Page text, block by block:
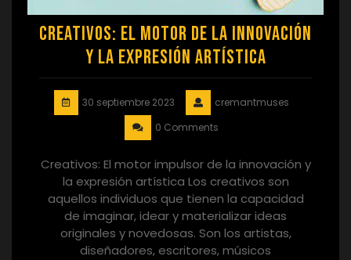
Creativos: El motor de la innovación
y la expresión artística
30 septiembre 2023
cremantmuses
0 Comments
Creativos: El motor impulsor de la innovación y
la expresión artística Los creativos son
aquellos individuos que tienen la capacidad
de imaginar, idear y materializar ideas
originales y novedosas. Son los artistas,
diseñadores, escritores, músicos